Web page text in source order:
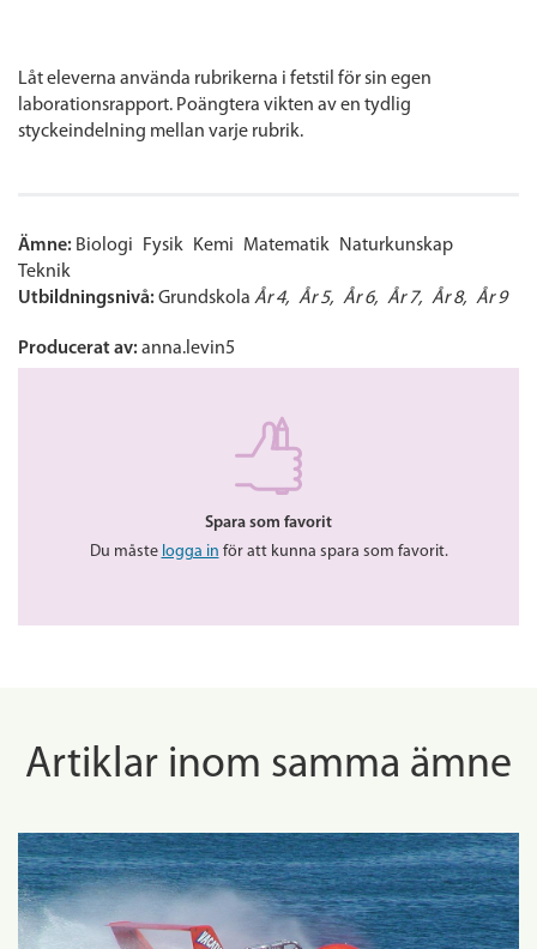
Låt eleverna använda rubrikerna i fetstil för sin egen
laborationsrapport. Poängtera vikten av en tydlig
styckeindelning mellan varje rubrik.
Ämne: Biologi Fysik Kemi Matematik
Naturkunskap
Teknik
Utbildningsnivå: Grundskola År 4 År 5 År 6 År 7 År 8 År 9
Producerat av: anna.levin5
Spara som favorit
Du måste logga in för att kunna spara som favorit.
Artiklar inom samma ämne